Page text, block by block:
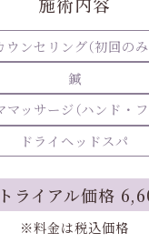
ライアル価格
※料金は税込価格
ウンセリング（初回のみ
鍼
マッサージ （ハンド・
ドライヘッドスパ